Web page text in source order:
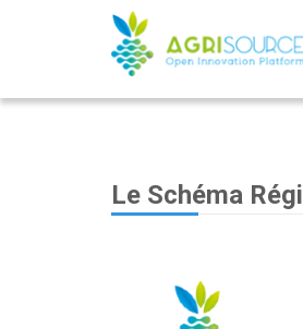
Le Schéma